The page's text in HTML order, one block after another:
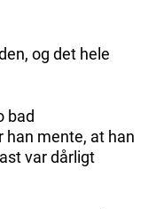
og det hele
bad
han mente, at han
var dårligt